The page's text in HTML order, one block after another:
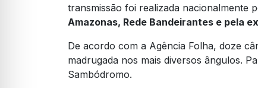
transmissão foi realizada nacionalmente
Amazonas, Rede Bandeirantes e pela
De acordo com a Agência Folha, doze
madrugada nos mais diversos ângulos.
Sambódromo.